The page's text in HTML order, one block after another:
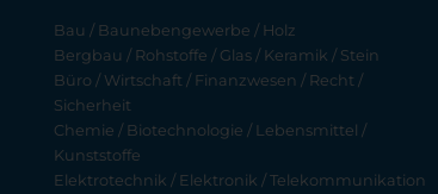
Bau / Baunebengewerbe / Holz
Bergbau / Rohstoffe / Glas / Keramik / Stein
Büro / Wirtschaft / Finanzwesen / Recht /
Sicherheit
Chemie / Biotechnologie / Lebensmittel /
Kunststoffe
Elektrotechnik / Elektronik / Telekommunikation